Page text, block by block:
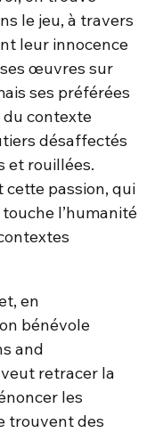
le jeu, à travers
leur innocence
œuvres sur
ses préférées
contexte
désaffectés
et rouillées.
cette passion, qui
l’humanité
en
bénévole
and
retracer la
les
trouvent des